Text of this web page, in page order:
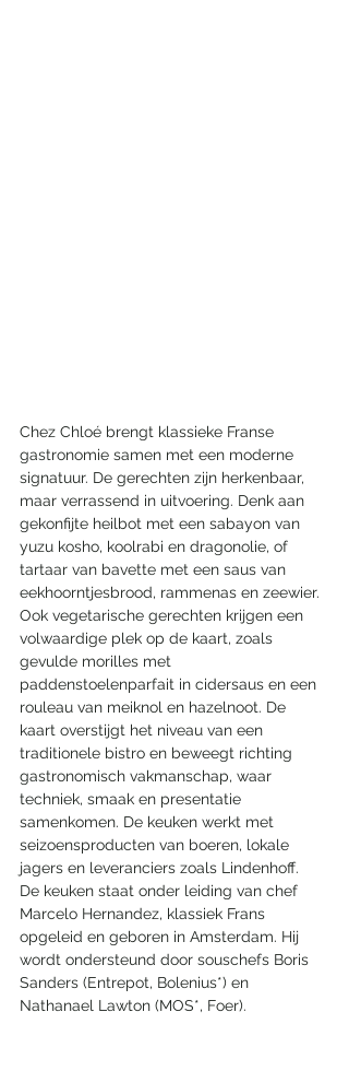
Chez Chloé brengt klassieke Franse
gastronomie samen met een moderne
signatuur. De gerechten zijn herkenbaar,
maar verrassend in uitvoering. Denk aan
gekonfijte heilbot met een sabayon van
yuzu kosho, koolrabi en dragonolie, of
tartaar van bavette met een saus van
eekhoorntjesbrood, rammenas en zeewier.
Ook vegetarische gerechten krijgen een
volwaardige plek op de kaart, zoals
gevulde morilles met
paddenstoelenparfait in cidersaus en een
rouleau van meiknol en hazelnoot. De
kaart overstijgt het niveau van een
traditionele bistro en beweegt richting
gastronomisch vakmanschap, waar
techniek, smaak en presentatie
samenkomen. De keuken werkt met
seizoensproducten van boeren, lokale
jagers en leveranciers zoals Lindenhoff.
De keuken staat onder leiding van chef
Marcelo Hernandez, klassiek Frans
opgeleid en geboren in Amsterdam. Hij
wordt ondersteund door souschefs Boris
Sanders (Entrepot, Bolenius*) en
Nathanael Lawton (MOS*, Foer).